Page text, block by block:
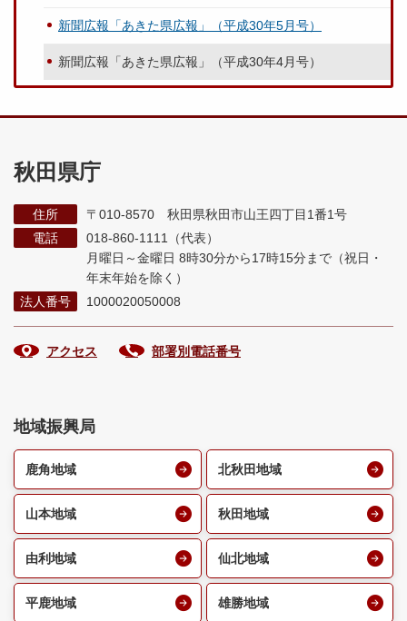
新聞広報「あきた県広報」（平成30年5月号）
新聞広報「あきた県広報」（平成30年4月号）
秋田県庁
住所
〒010-8570 秋田県秋田市山王四丁目1番1号
電話
018-860-1111（代表）
月曜日～金曜日 8時30分から17時15分まで （祝日・
年末年始を除く）
法人番号
1000020050008
アクセス 部署別電話番号
地域振興局
鹿角地域 北秋田地域
山本地域 秋田地域
由利地域 仙北地域
平鹿地域 雄勝地域